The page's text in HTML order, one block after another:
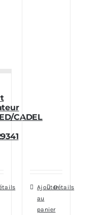
CADEL
Ajouter
au
panier
Détails